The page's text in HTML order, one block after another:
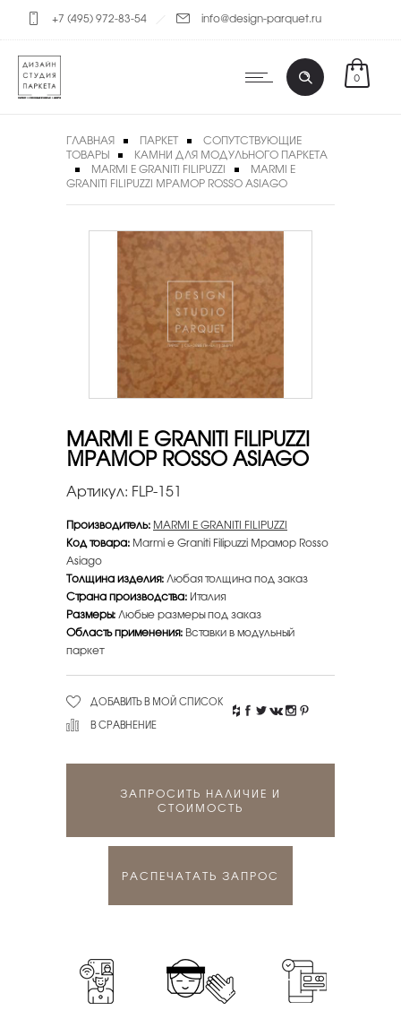
+7 (495) 972-83-54 info@design-parquet.ru
0
ГЛАВНАЯ ПАРКЕТ
СОПУТСТВУЮЩИЕ
ТОВАРЫ
КАМНИ ДЛЯ МОДУЛЬНОГО ПАРКЕТА
MARMI E GRANITI FILIPUZZI
MARMI E
GRANITI FILIPUZZI МРАМОР ROSSO ASIAGO
MARMI E GRANITI FILIPUZZI
МРАМОР ROSSO ASIAGO
Артикул: FLP-151
Производитель: MARMI E GRANITI FILIPUZZI
Код товара: Marmi e Graniti Filipuzzi Мрамор Rosso
Asiago
Толщина изделия:Любая толщина под заказ
Страна производства: Италия
Размеры:Любые размеры под заказ
Область применения: Вставки в модульный
паркет
ДОБАВИТЬ В МОЙ СПИСОК
В СРАВНЕНИЕ
ЗАПРОСИТЬ НАЛИЧИЕ И
СТОИМОСТЬ
РАСПЕЧАТАТЬ ЗАПРОС